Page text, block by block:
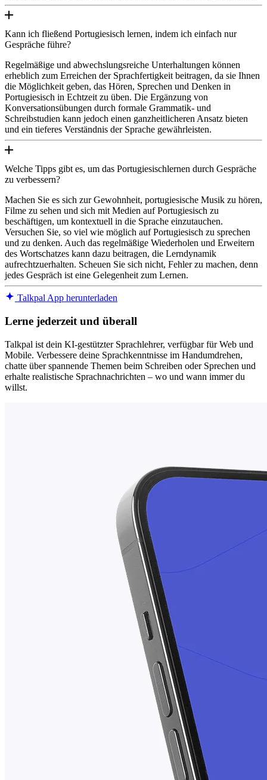
Kann ich fließend Portugiesisch lernen, indem ich einfach nur
Gespräche führe?
Regelmäßige und abwechslungsreiche Unterhaltungen können
erheblich zum Erreichen der Sprachfertigkeit beitragen, da sie Ihnen
die Möglichkeit geben, das Hören, Sprechen und Denken in
Portugiesisch in Echtzeit zu üben. Die Ergänzung von
Konversationsübungen durch formale Grammatik- und
Schreibstudien kann jedoch einen ganzheitlicheren Ansatz bieten
und ein tieferes Verständnis der Sprache gewährleisten.
Welche Tipps gibt es, um das Portugiesischlernen durch Gespräche
zu verbessern?
Machen Sie es sich zur Gewohnheit, portugiesische Musik zu hören,
Filme zu sehen und sich mit Medien auf Portugiesisch zu
beschäftigen, um kontextuell in die Sprache einzutauchen.
Versuchen Sie, so viel wie möglich auf Portugiesisch zu sprechen
und zu denken. Auch das regelmäßige Wiederholen und Erweitern
des Wortschatzes kann dazu beitragen, die Lerndynamik
aufrechtzuerhalten. Scheuen Sie sich nicht, Fehler zu machen, denn
jedes Gespräch ist eine Gelegenheit zum Lernen.
Talkpal App herunterladen
Lerne jederzeit und überall
Talkpal ist dein KI-gestützter Sprachlehrer, verfügbar für Web und
Mobile. Verbessere deine Sprachkenntnisse im Handumdrehen,
chatte über spannende Themen beim Schreiben oder Sprechen und
erhalte realistische Sprachnachrichten – wo und wann immer du
willst.